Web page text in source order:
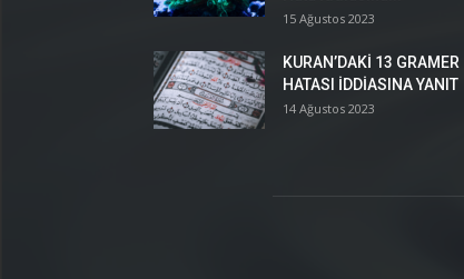
15 Ağustos 2023
KURAN’DAKİ 13 GRAMER
HATASI İDDİASINA YANIT
14 Ağustos 2023